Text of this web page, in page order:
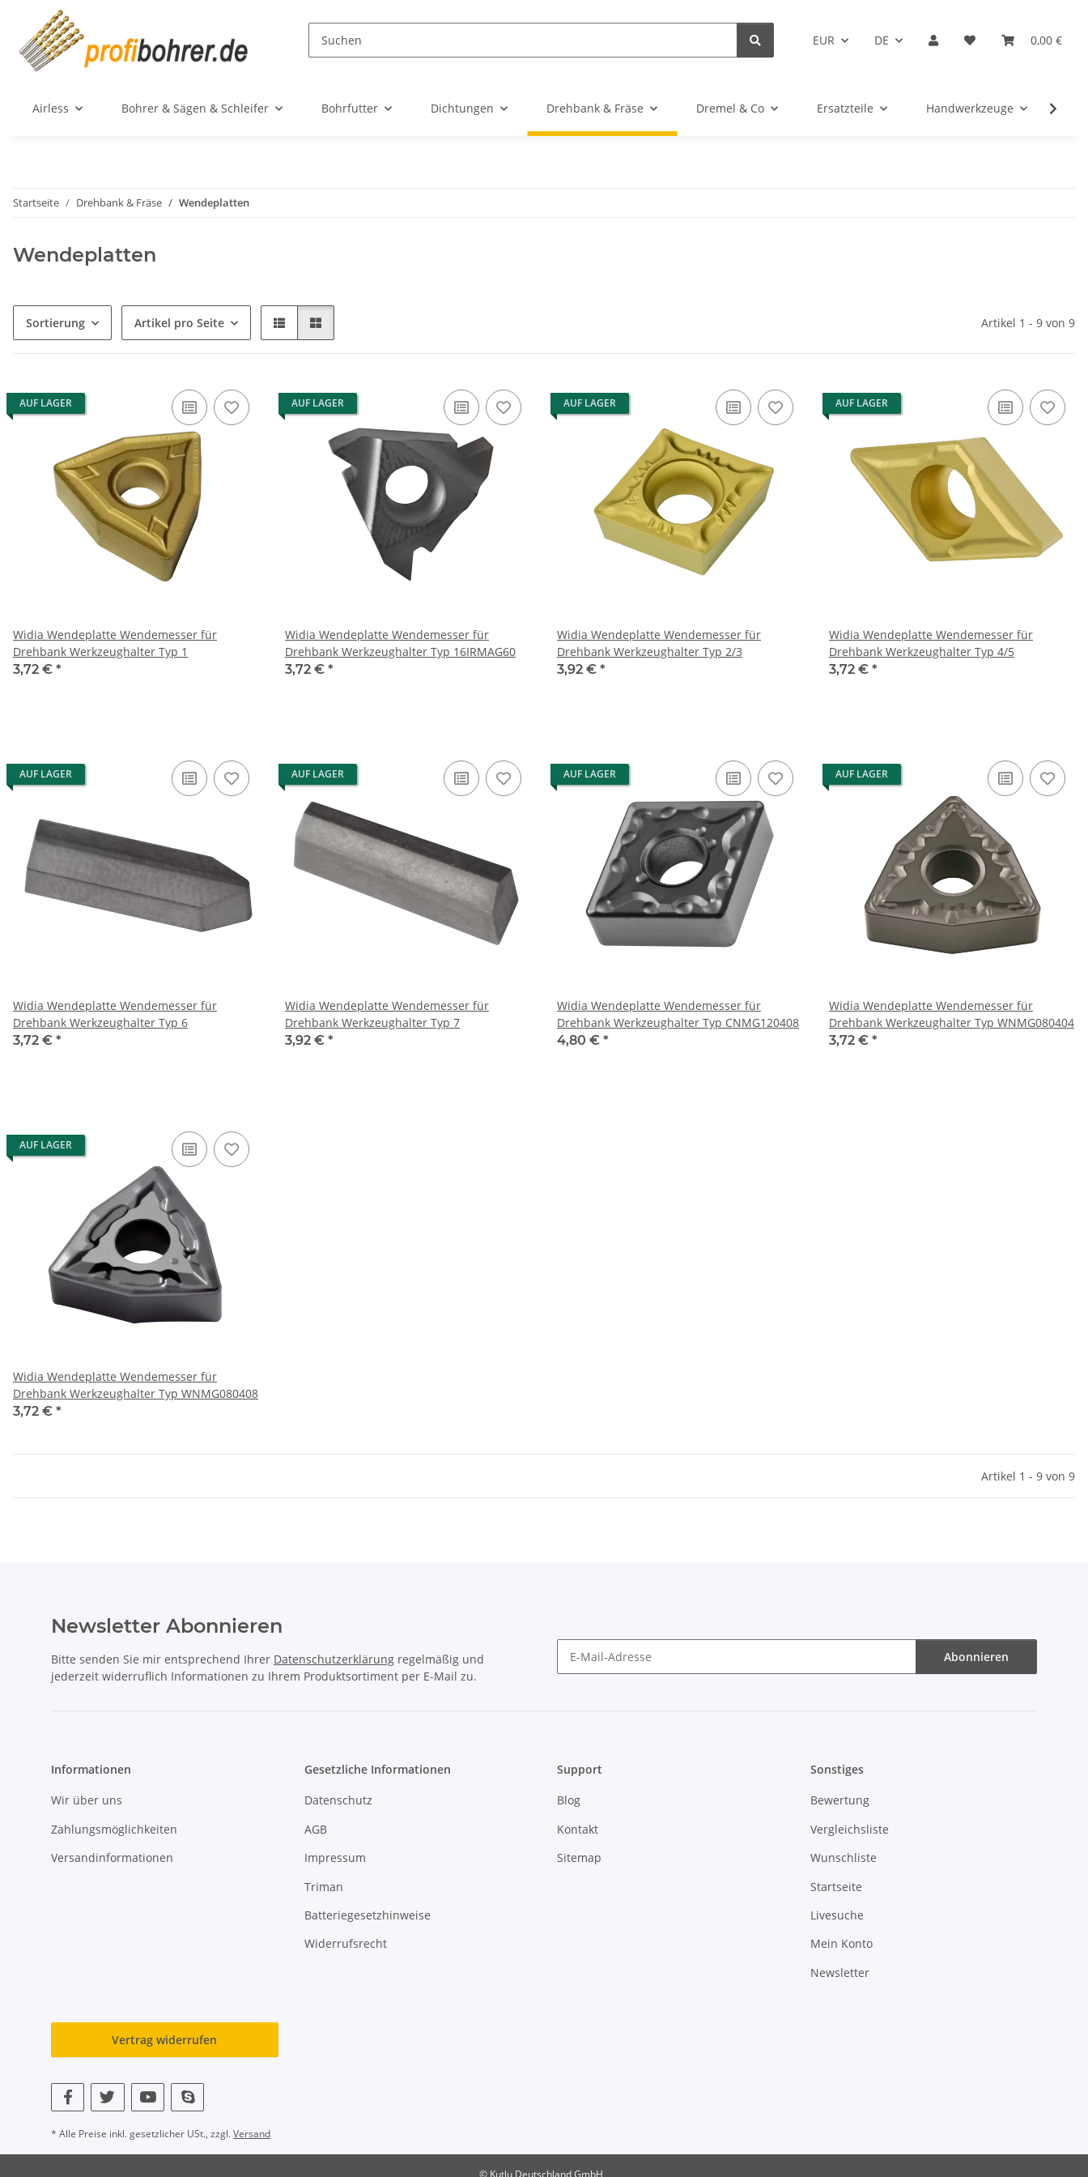
EUR DE 0,00 €
Airless Bohrer & Sägen & Schleifer Bohrfutter Dichtungen Drehbank & Fräse Dremel & Co Ersatzteile Handwerkzeuge
Startseite Drehbank & Fräse Wendeplatten
Wendeplatten
Sortierung Artikel pro Seite Artikel 1 - 9 von 9
AUF LAGER
Widia Wendeplatte Wendemesser für
Drehbank Werkzeughalter Typ 1
3,72 € *
AUF LAGER
Widia Wendeplatte Wendemesser für
Drehbank Werkzeughalter Typ 16IRMAG60
3,72 € *
AUF LAGER
Widia Wendeplatte Wendemesser für
Drehbank Werkzeughalter Typ 2/3
3,92 € *
AUF LAGER
Widia Wendeplatte Wendemesser für
Drehbank Werkzeughalter Typ 4/5
3,72 € *
AUF LAGER
Widia Wendeplatte Wendemesser für
Drehbank Werkzeughalter Typ 6
3,72 € *
AUF LAGER
Widia Wendeplatte Wendemesser für
Drehbank Werkzeughalter Typ 7
3,92 € *
AUF LAGER
Widia Wendeplatte Wendemesser für
Drehbank Werkzeughalter Typ CNMG120408
4,80 € *
AUF LAGER
Widia Wendeplatte Wendemesser für
Drehbank Werkzeughalter Typ WNMG080404
3,72 € *
AUF LAGER
Widia Wendeplatte Wendemesser für
Drehbank Werkzeughalter Typ WNMG080408
3,72 € *
Artikel 1 - 9 von 9
Newsletter Abonnieren
Bitte senden Sie mir entsprechend Ihrer Datenschutzerklärung regelmäßig und
jederzeit widerruflich Informationen zu Ihrem Produktsortiment per E-Mail zu.
Abonnieren
Informationen
Wir über uns
Zahlungsmöglichkeiten
Versandinformationen
Gesetzliche Informationen
Datenschutz
AGB
Impressum
Triman
Batteriegesetzhinweise
Widerrufsrecht
Support
Blog
Kontakt
Sitemap
Sonstiges
Bewertung
Vergleichsliste
Wunschliste
Startseite
Livesuche
Mein Konto
Newsletter
Vertrag widerrufen
* Alle Preise inkl. gesetzlicher USt., zzgl.Versand
© Kutlu Deutschland GmbH